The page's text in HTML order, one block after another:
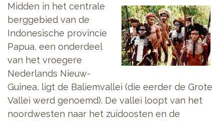
Midden in het centrale
berggebied van de
Indonesische provincie
Papua, een onderdeel
van het vroegere
Nederlands Nieuw-
Guinea, ligt de Baliemvallei (die eerder de Grote
Vallei werd genoemd). De vallei loopt van het
noordwesten naar het zuidoosten en de